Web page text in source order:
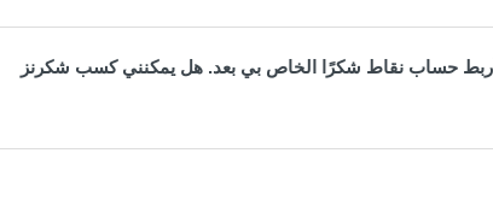
أربط حساب نقاط شكرًا الخاص بي بعد. هل يمكنني كسب شكرنز